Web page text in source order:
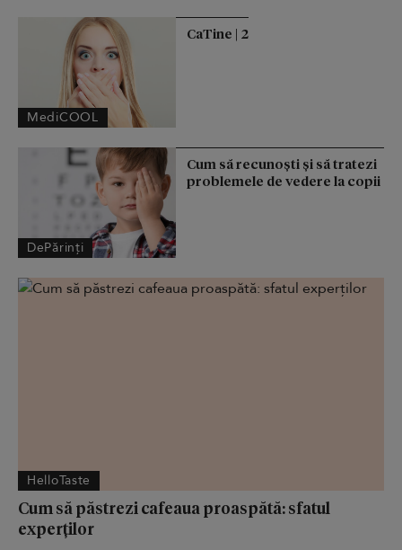
MediCOOL
CaTine | 2
DePărinți
Cum să recunoști și să tratezi
problemele de vedere la copii
HelloTaste
Cum să păstrezi cafeaua proaspătă: sfatul
experților